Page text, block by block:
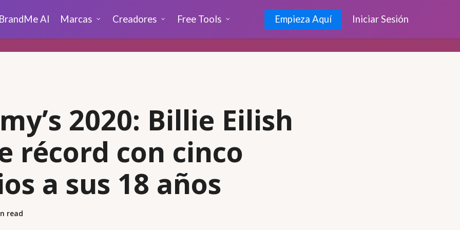
BrandMe AI Marcas Creadores Free Tools Empieza Aquí Iniciar Sesión
2020: Billie Eilish
récord con cinco
a sus 18 años
read